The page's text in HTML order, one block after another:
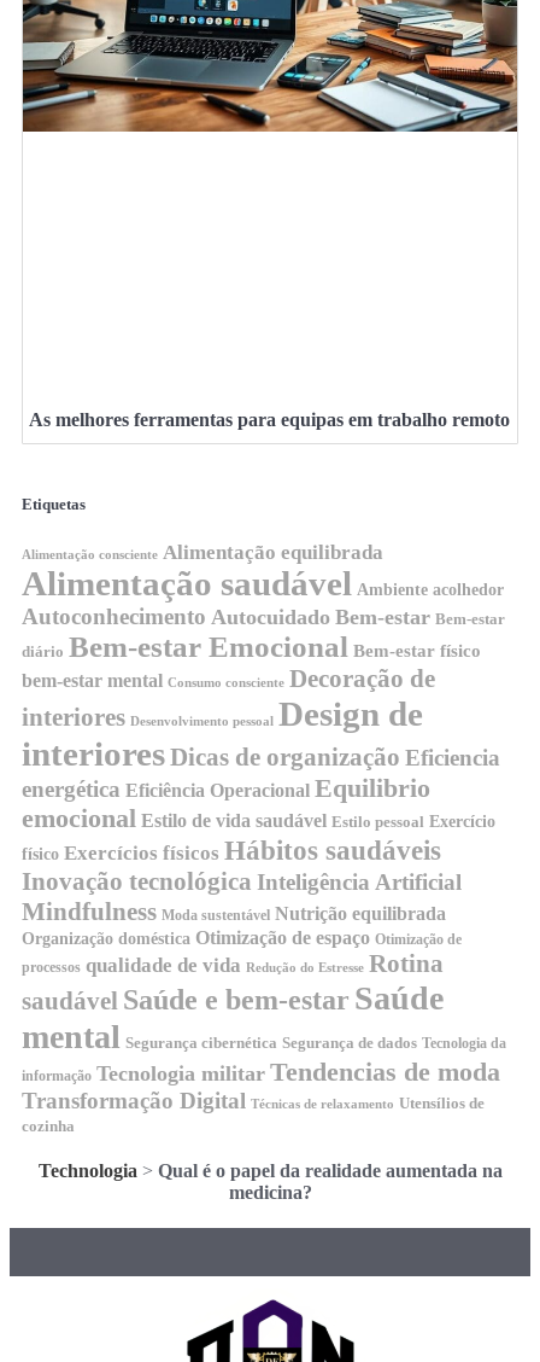
As melhores ferramentas para equipas em trabalho remoto
Etiquetas
Alimentação consciente Alimentação equilibrada
Alimentação saudável Ambiente acolhedor
Autoconhecimento Autocuidado Bem-estar Bem-estar
diário Bem-estar Emocional Bem-estar físico
bem-estar mental Consumo consciente Decoração de
interiores Desenvolvimento pessoal
Design de
interioresDicas de organização Eficiencia
energética Eficiência Operacional Equilibrio
emocional Estilo de vida saudável Estilo pessoal Exercício
físico Exercícios físicos Hábitos saudáveis
Inovação tecnológica Inteligência Artificial
Mindfulness Moda sustentável Nutrição equilibrada
Organização doméstica Otimização de espaço Otimização de
processos qualidade de vida Redução do Estresse Rotina
saudável Saúde e bem-estar Saúde
mental Segurança cibernética Segurança de dados Tecnologia da
informação Tecnologia militar Tendencias de moda
Transformação Digital Técnicas de relaxamento Utensílios de
cozinha
Technologia> Qual é o papel da realidade aumentada na
medicina?